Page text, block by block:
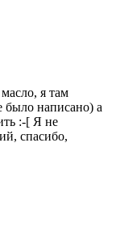
я там
было написано) а
:-[ Я не
спасибо,